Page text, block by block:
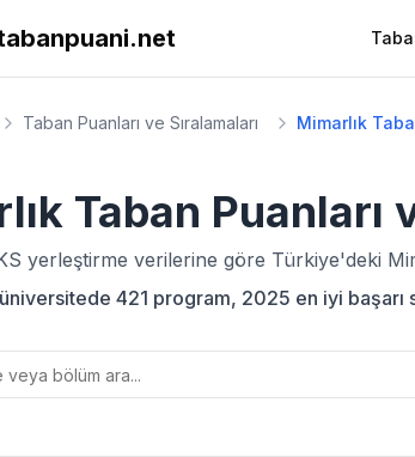
Taban Puanları ve Sıralamaları Mimarlık
Taban Puanları
yerleştirme verilerine göre Türkiye'deki
421 program, 2025 en iyi başarı